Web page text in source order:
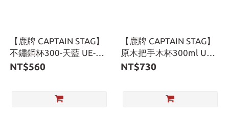
【鹿牌 CAPTAIN STAG】
不鏽鋼杯300-天藍 UE-
3478 保溫 保冰
NT$560
【鹿牌 CAPTAIN STAG】
原木把手木杯300ml UP-
2653
NT$730